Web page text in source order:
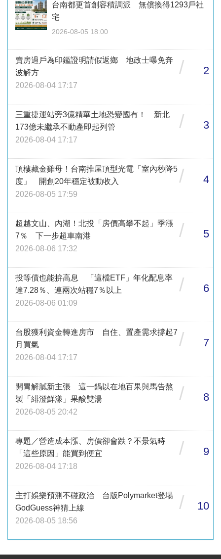
台南都更首創容積調派 無償換得1293戶社
宅
2026-08-05 18:00
賣房過戶為印鑑證明請假返鄉 地政士曝免奔
波解方
2026-08-04 17:17
/ 2
三重捷運站旁3億精華土地恐變國有！ 新北
173億未繼承不動產即起列管
2026-08-04 17:17
/ 3
頂樓藏金雞母！台南推屋頂型光電「室內秒降5
度」 開創20年穩定被動收入
2026-08-05 17:59
/ 4
超越文山、內湖！北投「房價高攀不起」季漲
7％ 下一步超車南港
2026-08-06 17:32
/ 5
投等債也能拚高息 「這檔ETF」年化配息率
達7.28％、連兩次站穩7％以上
2026-08-06 01:09
/ 6
台股獲利資金轉進房市 自住、置產需求撐起7
月買氣
2026-08-04 17:17
/ 7
開胃解膩新主張 這一鍋以在地百果與馬告熬
製「緋澄鮮漾」果酸雙湯
2026-08-05 20:42
/ 8
專題／營造成本漲、房價卻會跌？不景氣時
「這些原因」能買到便宜
2026-08-04 17:18
/ 9
主打娛樂預測不碰政治 台版Polymarket登場
GodGuess神猜上線
2026-08-05 18:56
/ 10